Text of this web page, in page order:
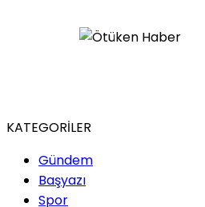
KATEGORİLER
Gündem
Başyazı
Spor